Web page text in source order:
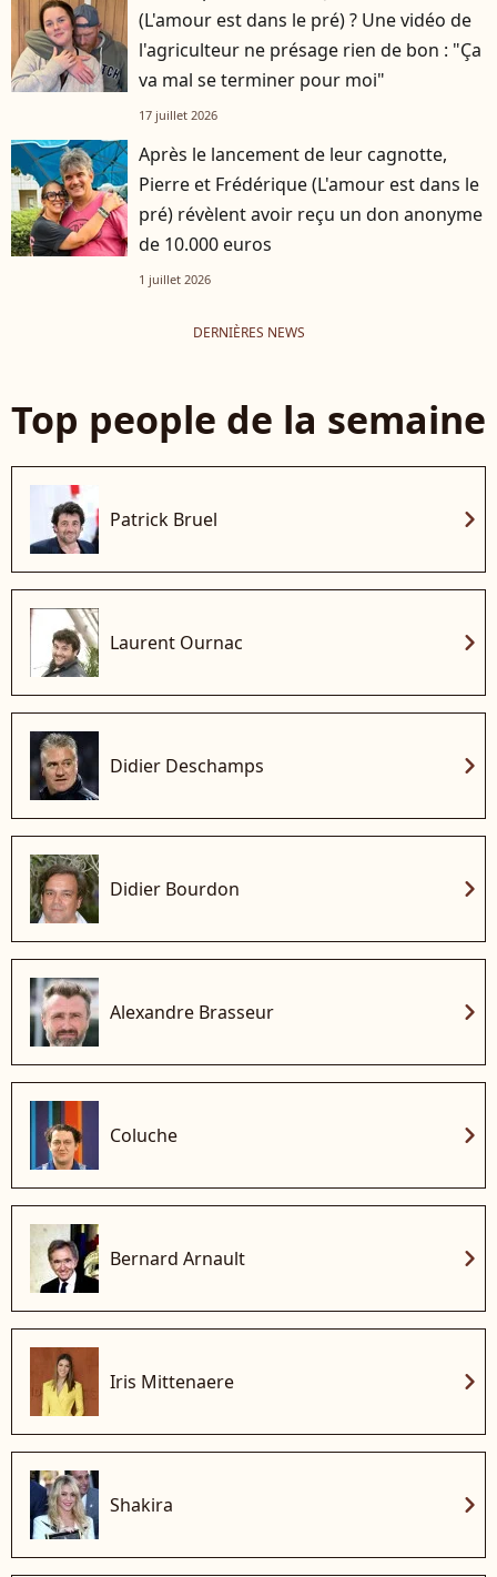
(L'amour est dans le pré) ? Une vidéo de
l'agriculteur ne présage rien de bon : "Ça
va mal se terminer pour moi"
17 juillet 2026
Après le lancement de leur cagnotte,
Pierre et Frédérique (L'amour est dans le
pré) révèlent avoir reçu un don anonyme
de 10.000 euros
1 juillet 2026
DERNIÈRES NEWS
Top people de la semaine
Patrick Bruel chevron_right
Laurent Ournac chevron_right
Didier Deschamps chevron_right
Didier Bourdon chevron_right
Alexandre Brasseur chevron_right
Coluche chevron_right
Bernard Arnault chevron_right
Iris Mittenaere chevron_right
Shakira chevron_right